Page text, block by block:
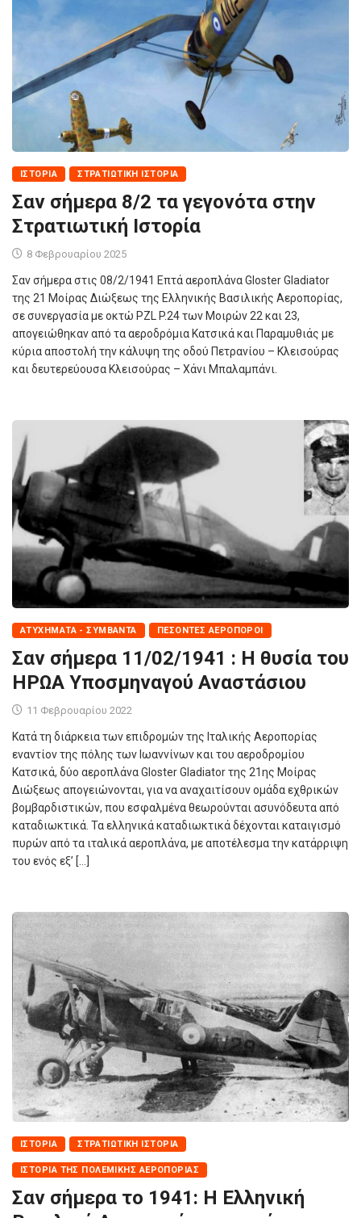
ΙΣΤΟΡΊΑ ΣΤΡΑΤΙΩΤΙΚΉ ΙΣΤΟΡΊΑ
Σαν σήμερα 8/2 τα γεγονότα στην
Στρατιωτική Ιστορία
8 Φεβρουαρίου 2025
Σαν σήμερα στις 08/2/1941 Επτά αεροπλάνα Gloster Gladiator
της 21 Μοίρας Διώξεως της Ελληνικής Βασιλικής Αεροπορίας,
σε συνεργασία με οκτώ PZL P.24 των Μοιρών 22 και 23,
απογειώθηκαν από τα αεροδρόμια Κατσικά και Παραμυθιάς με
κύρια αποστολή την κάλυψη της οδού Πετρανίου – Κλεισούρας
και δευτερεύουσα Κλεισούρας – Χάνι Μπαλαμπάνι.
ΑΤΥΧΉΜΑΤΑ - ΣΥΜΒΆΝΤΑ ΠΕΣΌΝΤΕΣ ΑΕΡΟΠΌΡΟΙ
Σαν σήμερα 11/02/1941 : Η θυσία του
ΗΡΩΑ Υποσμηναγού Αναστάσιου
11 Φεβρουαρίου 2022
Κατά τη διάρκεια των επιδρομών της Ιταλικής Αεροπορίας
εναντίον της πόλης των Ιωαννίνων και του αεροδρομίου
Κατσικά, δύο αεροπλάνα Gloster Gladiator της 21ης Μοίρας
Διώξεως απογειώνονται, για να αναχαιτίσουν ομάδα εχθρικών
βομβαρδιστικών, που εσφαλμένα θεωρούνται ασυνόδευτα από
καταδιωκτικά. Τα ελληνικά καταδιωκτικά δέχονται καταιγισμό
πυρών από τα ιταλικά αεροπλάνα, με αποτέλεσμα την κατάρριψη
του ενός εξ’ […]
ΙΣΤΟΡΊΑ ΣΤΡΑΤΙΩΤΙΚΉ ΙΣΤΟΡΊΑ
ΙΣΤΟΡΊΑ ΤΗΣ ΠΟΛΕΜΙΚΉΣ ΑΕΡΟΠΟΡΊΑΣ
Σαν σήμερα το 1941: H Ελληνική